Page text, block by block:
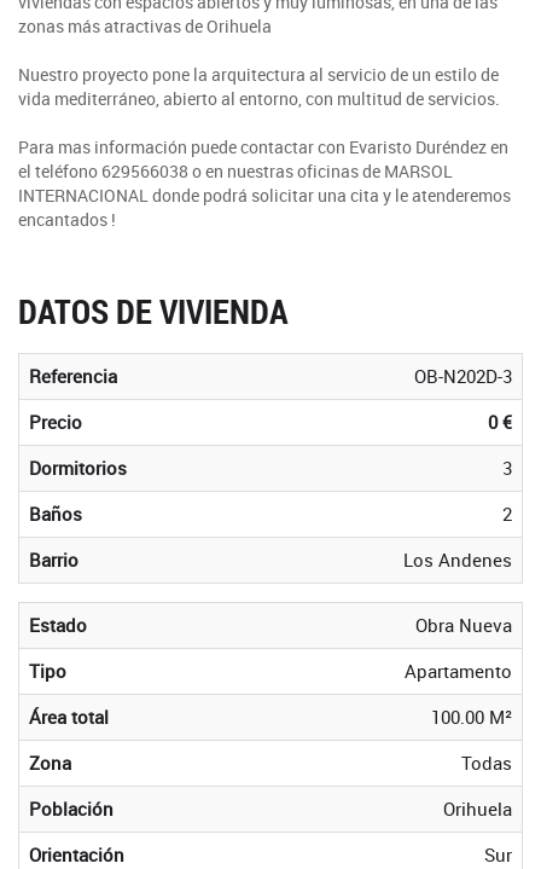
zonas más atractivas de Orihuela
Nuestro proyecto pone la arquitectura al servicio de un estilo de
vida mediterráneo, abierto al entorno, con multitud de servicios.
Para mas información puede contactar con Evaristo Duréndez en
el teléfono 629566038 o en nuestras oficinas de MARSOL
INTERNACIONAL donde podrá solicitar una cita y le atenderemos
encantados !
DATOS DE VIVIENDA
Referencia
OB-N202D-3
Precio
0 €
Dormitorios
3
Baños
2
Barrio
Los Andenes
Estado
Obra Nueva
Tipo
Apartamento
Área total
100.00 M²
Zona
Todas
Población
Orihuela
Orientación
Sur